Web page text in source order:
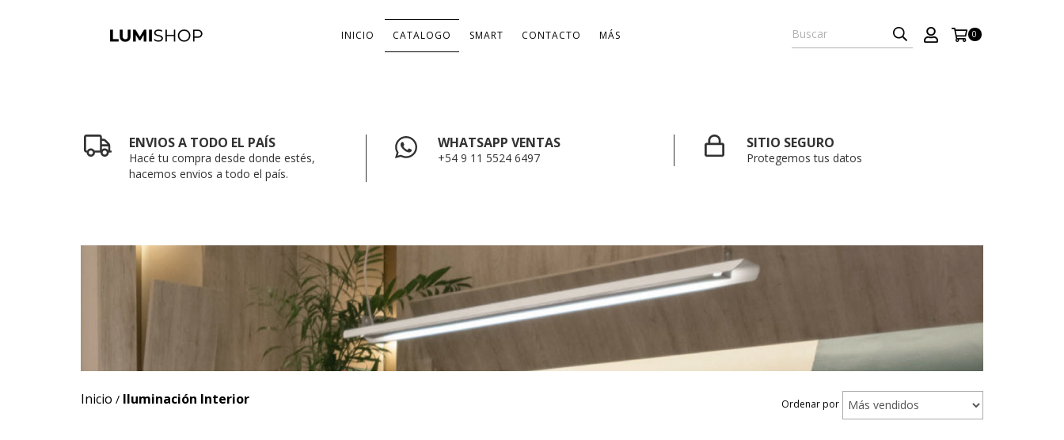
INICIO CATALOGO SMART CONTACTO MÁS 0
ENVIOS A TODO EL PAÍS
Hacé tu compra desde donde estés,
hacemos envios a todo el país.
WHATSAPP VENTAS
+54 9 11 5524 6497
SITIO SEGURO
Protegemos tus datos
Inicio / Iluminación Interior Ordenar por